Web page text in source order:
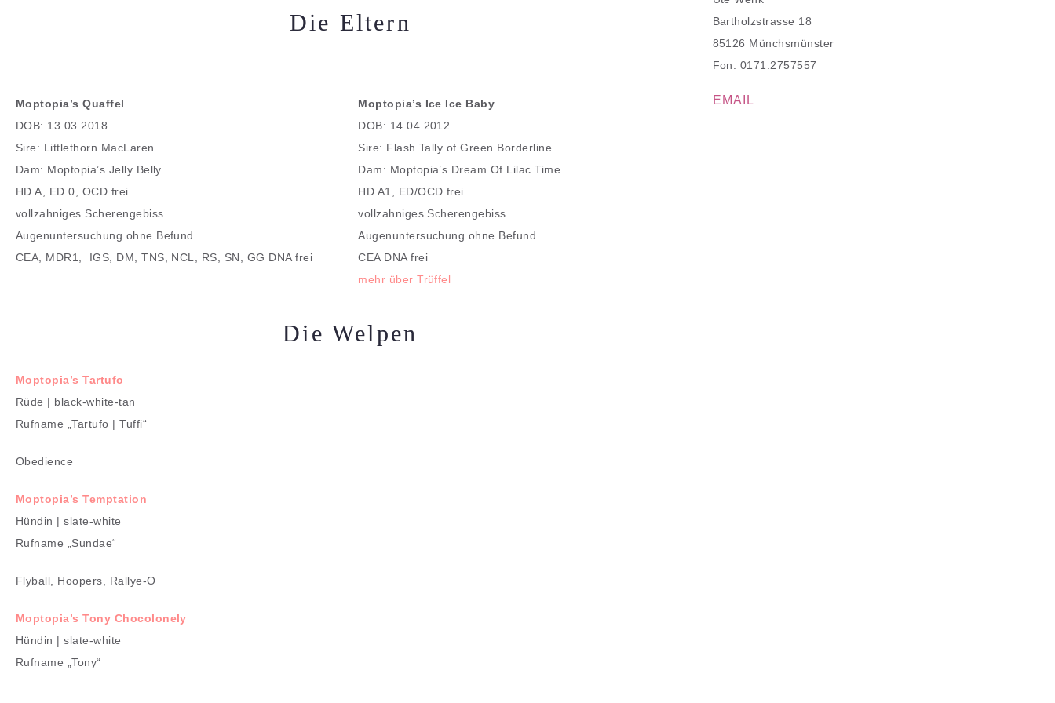
Die Eltern
Moptopia’s Quaffel
DOB: 13.03.2018
Sire: Littlethorn MacLaren
Dam: Moptopia’s Jelly Belly
HD A, ED 0, OCD frei
vollzahniges Scherengebiss
Augenuntersuchung ohne Befund
CEA, MDR1, IGS, DM, TNS, NCL, RS, SN, GG DNA frei
Moptopia’s Ice Ice Baby
DOB: 14.04.2012
Sire: Flash Tally of Green Borderline
Dam: Moptopia’s Dream Of Lilac Time
HD A1, ED/OCD frei
vollzahniges Scherengebiss
Augenuntersuchung ohne Befund
CEA DNA frei
mehr über Trüffel
Die Welpen
Moptopia’s Tartufo
Rüde | black-white-tan
Rufname „Tartufo | Tuffi“
Obedience
Moptopia’sTemptation
Hündin | slate-white
Rufname „Sundae“
Flyball, Hoopers, Rallye-O
Moptopia’s Tony Chocolonely
Hündin | slate-white
Rufname „Tony“
Bartholzstrasse 18
85126 Münchsmünster
Fon: 0171.2757557
EMAIL